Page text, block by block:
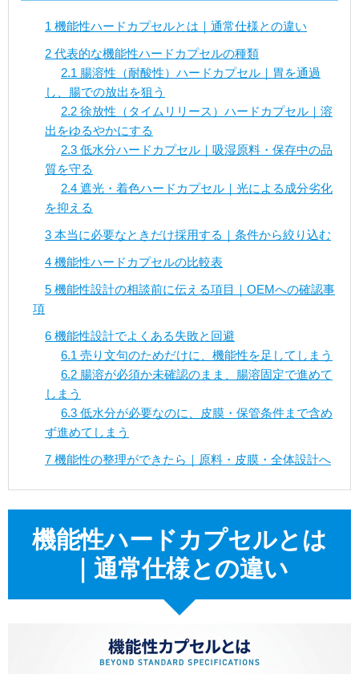
1 機能性ハードカプセルとは｜通常仕様との違い
2 代表的な機能性ハードカプセルの種類
2.1 腸溶性（耐酸性）ハードカプセル｜胃を通過
し、腸での放出を狙う
2.2 徐放性（タイムリリース）ハードカプセル｜溶
出をゆるやかにする
2.3 低水分ハードカプセル｜吸湿原料・保存中の品
質を守る
2.4 遮光・着色ハードカプセル｜光による成分劣化
を抑える
3 本当に必要なときだけ採用する｜条件から絞り込む
4 機能性ハードカプセルの比較表
5 機能性設計の相談前に伝える項目｜OEMへの確認事
項
6 機能性設計でよくある失敗と回避
6.1 売り文句のためだけに、機能性を足してしまう
6.2 腸溶が必須か未確認のまま、腸溶固定で進めて
しまう
6.3 低水分が必要なのに、皮膜・保管条件まで含め
ず進めてしまう
7 機能性の整理ができたら｜原料・皮膜・全体設計へ
機能性ハードカプセルとは
｜通常仕様との違い